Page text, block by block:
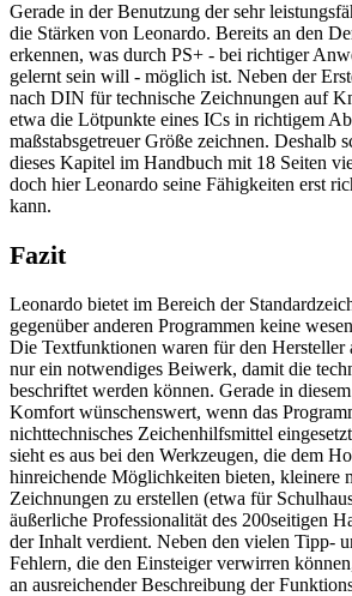
Gerade in der Benutzung der sehr
die Stärken von Leonardo. Bereits an den
erkennen, was durch PS+ - bei richtiger
gelernt sein will - möglich ist. Neben der
nach DIN für technische Zeichnungen auf
etwa die Lötpunkte eines ICs in richtigem
maßstabsgetreuer Größe zeichnen. Deshalb
dieses Kapitel im Handbuch mit 18 Seiten
doch hier Leonardo seine Fähigkeiten erst
kann.
Fazit
Leonardo bietet im Bereich der
gegenüber anderen Programmen keine
Die Textfunktionen waren für den Hersteller
nur ein notwendiges Beiwerk, damit die
beschriftet werden können. Gerade in
Komfort wünschenswert, wenn das
nichttechnisches Zeichenhilfsmittel
sieht es aus bei den Werkzeugen, die dem
hinreichende Möglichkeiten bieten, kleinere
Zeichnungen zu erstellen (etwa für
äußerliche Professionalität des 200seitigen
der Inhalt verdient. Neben den vielen Tipp-
Fehlern, die den Einsteiger verwirren
an ausreichender Beschreibung der